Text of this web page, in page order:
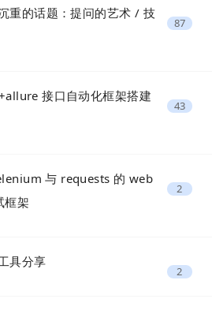
重的话题：提问的艺术 / 技
87
接口自动化框架搭建
43
与 requests 的 web
框架
2
具分享
2